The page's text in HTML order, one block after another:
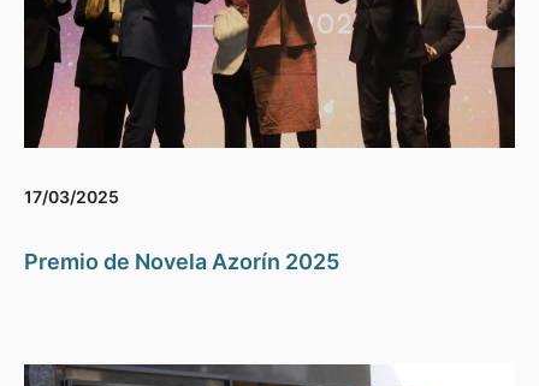
17/03/2025
Premio de Novela Azorín 2025